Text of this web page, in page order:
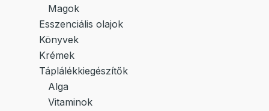
Magok
Esszenciális olajok
Könyvek
Krémek
Táplálékkiegészítők
Alga
Vitaminok